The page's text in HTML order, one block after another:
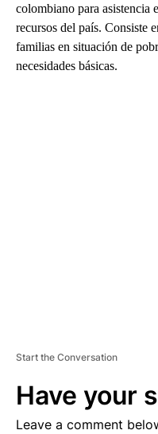
colombiano para asistencia
recursos del país. Consiste
familias en situación de
necesidades básicas.
Start the Conversation
Have your
Leave a comment